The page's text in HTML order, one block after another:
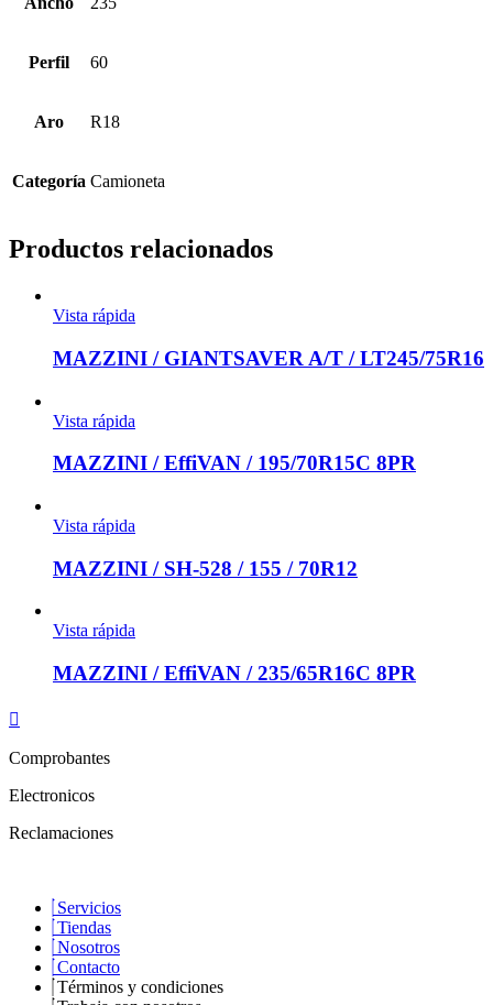
Perfil 60
Aro R18
Categoría Camioneta
Productos relacionados
Vista rápida
MAZZINI / GIANTSAVER A/T / LT245/75R16
Vista rápida
MAZZINI / EffiVAN / 195/70R15C 8PR
Vista rápida
MAZZINI / SH-528 / 155 / 70R12
Vista rápida
MAZZINI / EffiVAN / 235/65R16C 8PR
Comprobantes
Electronicos
Reclamaciones
Servicios
Tiendas
Nosotros
Contacto
Términos y condiciones